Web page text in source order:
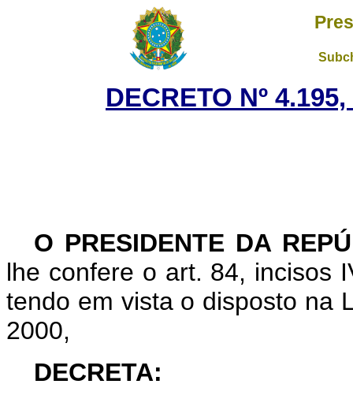
DECRETO Nº
O PRESIDENTE DA
lhe confere o art. 84, incisos
tendo em vista o disposto na
2000,
DECRETA: